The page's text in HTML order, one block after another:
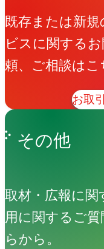
既存または新
ビスに関する
頼、ご相談はこ
お取
その他
取材・広報に
用に関するご
らから。